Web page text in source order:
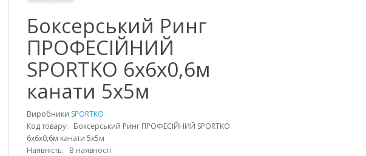
Боксерський Ринг
ПРОФЕСІЙНИЙ
SPORTKO 6х6х0,6м
канати 5х5м
Виробники SPORTKO
Код товару: Боксерський Ринг ПРОФЕСІЙНИЙ SPORTKO
6х6х0,6м канати 5х5м
Наявність: В наявності